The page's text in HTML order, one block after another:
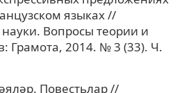
языках //
Вопросы теории и
Грамота, 2014. № 3 (33). Ч.
Повестьлар //